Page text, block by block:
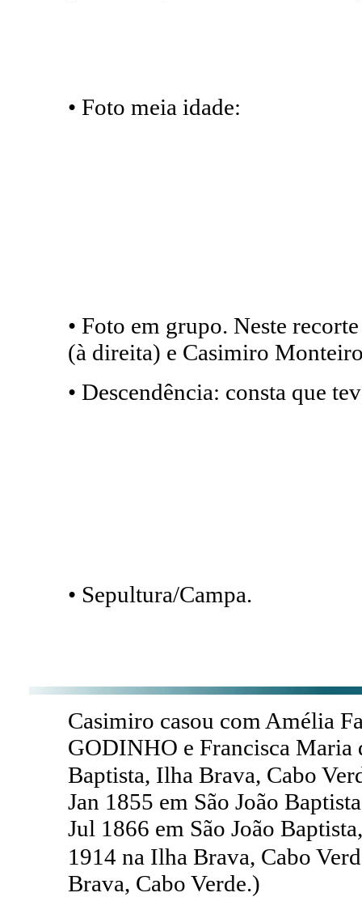
• Foto meia idade:
• Foto em grupo. Neste
(à direita) e Casimiro
• Descendência: consta que
• Sepultura/Campa.
Casimiro casou com Amélia
GODINHO e Francisca Maria
Baptista, Ilha Brava, Cabo
Jan 1855 em São João
Jul 1866 em São João
1914 na Ilha Brava, Cabo
Brava, Cabo Verde.)